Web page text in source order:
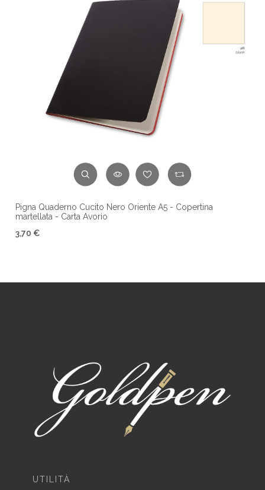
Pigna Quaderno Cucito Nero Oriente A5 - Copertina
martellata - Carta Avorio
3,70 €
UTILITÀ